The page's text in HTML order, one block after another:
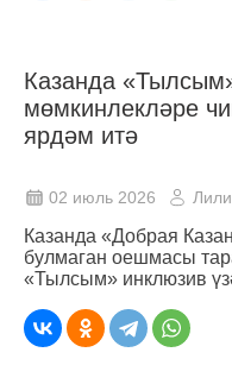
Казанда
мөмкинлекләре
ярдәм итә
02 июль 2026
Казанда «Добрая
булмаган оешмасы
«Тылсым» инклюзив